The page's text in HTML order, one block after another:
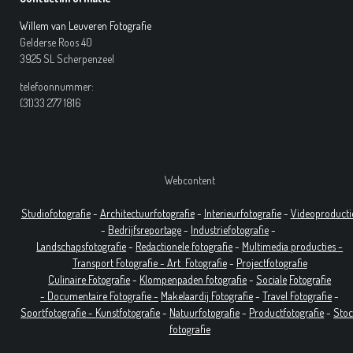
Willem van Leuveren Fotografie
Gelderse Roos 40
3925 SL Scherpenzeel
telefoonnummer:
(31)33 277 1816
Webcontent
Studiofotografie- Architectuurfotografie- Interieurfotografie-
- Bedrijfsreportage- Industriefotografie-
Landschapsfotografie- Redactionele fotografie- Multimedia producties -
Transport Fotografie - Art Fotografie- Projectfotografie
Culinaire Fotografie- Klompenpaden fotografie-Sociale Fotografie
- Documentaire Fotografie- Makelaardij Fotografie-Travel Fotografie-
Sportfotografie - Kunstfotografie- Natuurfotografie- Productfotografie-
fotografie